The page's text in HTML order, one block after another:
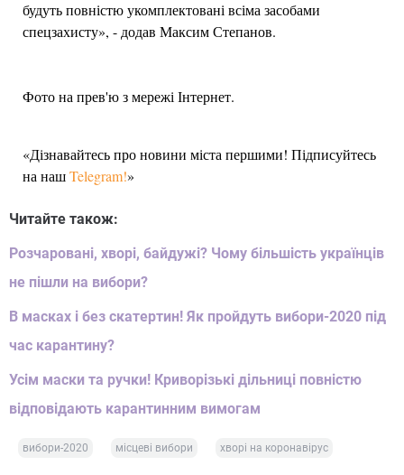
будуть повністю укомплектовані всіма засобами
спецзахисту», - додав Максим Степанов.
Фото на прев'ю з мережі Інтернет.
«Дізнавайтесь про новини міста першими! Підписуйтесь
на нашTelegram!»
Читайте також:
Розчаровані, хворі, байдужі? Чому більшість українців
не пішли на вибори?
В масках і без скатертин! Як пройдуть вибори-2020 під
час карантину?
Усім маски та ручки! Криворізькі дільниці повністю
відповідають карантинним вимогам
вибори-2020 місцеві вибори хворі на коронавірус